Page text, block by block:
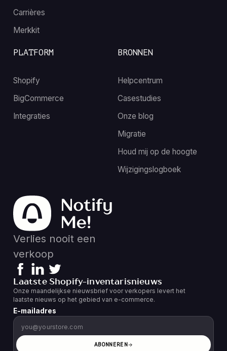
Carrières
Merkkit
BRONNEN
Helpcentrum
Casestudies
Onze blog
Migratie
Houd mij op de hoogte
Wijzigingslogboek
PLATFORM
Shopify
BigCommerce
Integraties
Verlies nooit een
verkoop
Laatste Shopify-inventarisnieuws
Onze maandelijkse nieuwsbrief voor verkopers levert het
laatste nieuws op het gebied van e-commerce.
E-mailadres
ABONNEREN